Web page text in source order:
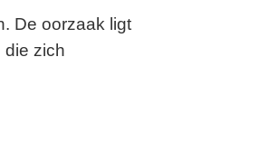
De oorzaak ligt
die zich